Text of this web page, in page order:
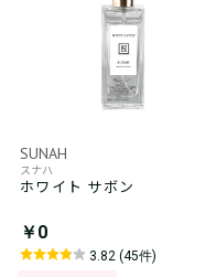
SUNAH
スナハ
ホワイト サボン
￥0
3.82 (45件)